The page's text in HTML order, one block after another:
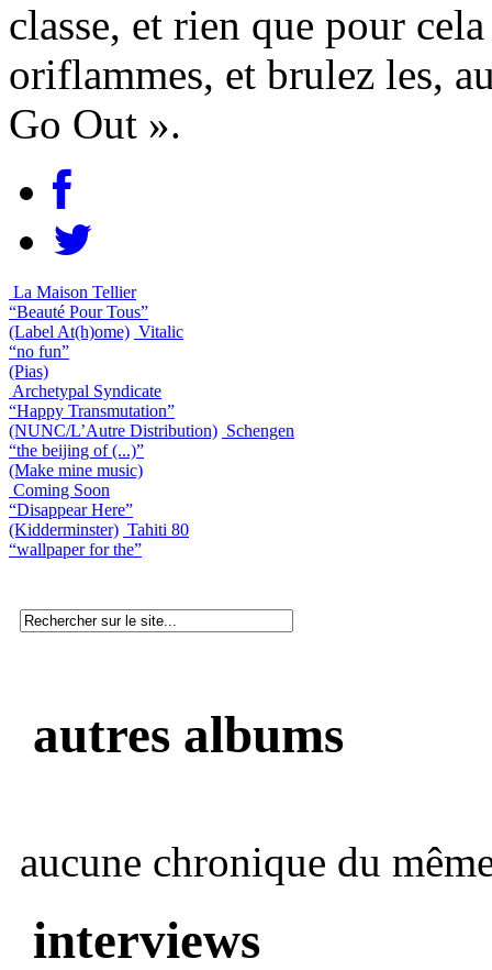
classe, et rien que pour
oriflammes, et brulez les,
Go Out ».
La Maison Tellier
“Beauté Pour Tous”
(Label At(h)ome) Vitalic
“no fun”
(Pias)
Archetypal Syndicate
“Happy Transmutation”
(NUNC/L’Autre Distribution) Schengen
“the beijing of (...)”
(Make mine music)
Coming Soon
“Disappear Here”
(Kidderminster) Tahiti 80
“wallpaper for the”
autres albums
aucune chronique du
interviews